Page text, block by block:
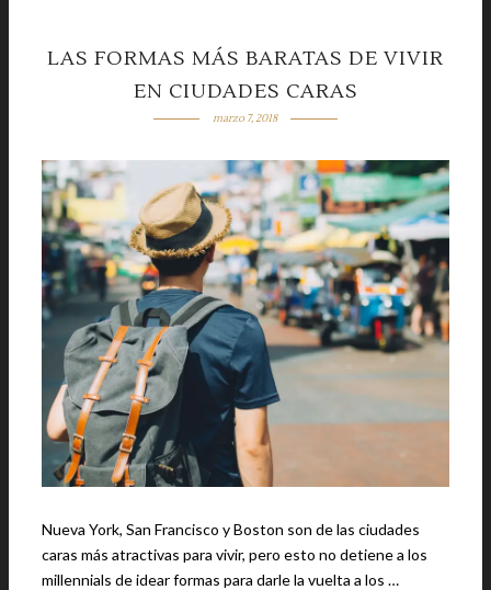
LAS FORMAS MÁS BARATAS DE VIVIR
EN CIUDADES CARAS
marzo 7, 2018
Nueva York, San Francisco y Boston son de las ciudades
caras más atractivas para vivir, pero esto no detiene a los
millennials de idear formas para darle la vuelta a los …